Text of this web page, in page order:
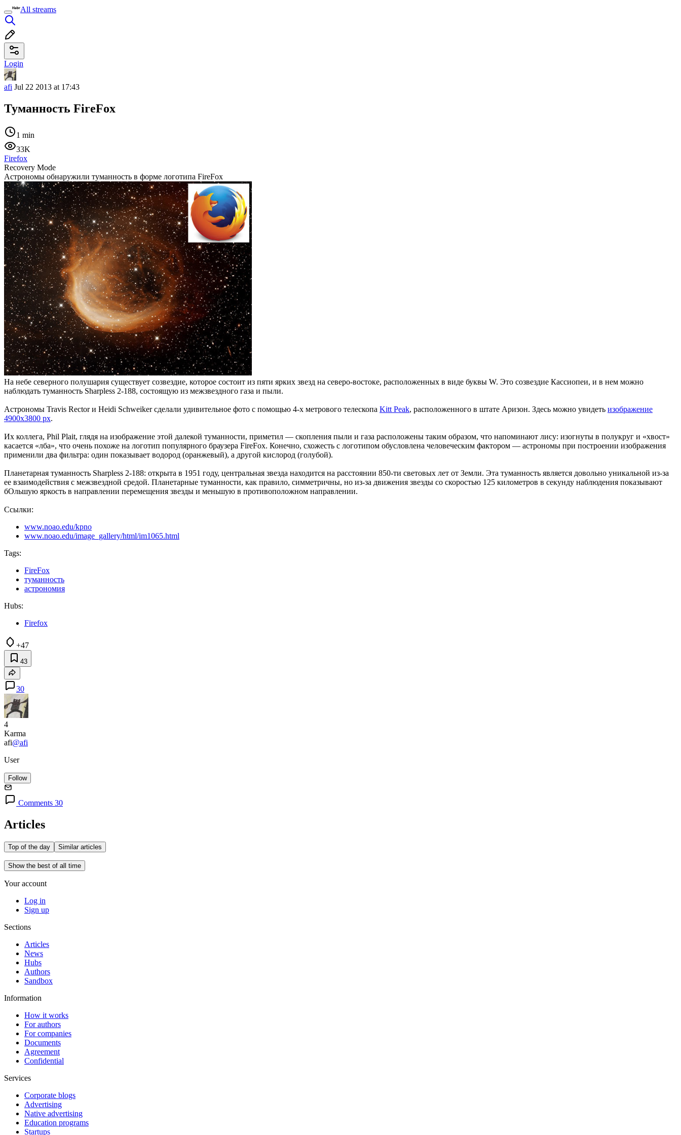
All streams
Login
afi Jul 22 2013 at 17:43
Туманность FireFox
1 min
33K
Firefox
Recovery Mode
Астрономы обнаружили туманность в форме логотипа FireFox
На небе северного полушария существует созвездие, которое состоит из пяти ярких звезд на северо-востоке, расположенных в виде буквы W. Это созвездие Кассиопеи, и в нем можно
наблюдать туманность Sharpless 2-188, состоящую из межзвездного газа и пыли.
Астрономы Travis Rector и Heidi Schweiker сделали удивительное фото с помощью 4-х метрового телескопа Kitt Peak, расположенного в штате Аризон. Здесь можно увидеть изображение
4900х3800 px.
Их коллега, Phil Plait, глядя на изображение этой далекой туманности, приметил — скопления пыли и газа расположены таким образом, что напоминают лису: изогнуты в полукруг и «хвост»
касается «лба», что очень похоже на логотип популярного браузера FireFox. Конечно, схожесть с логотипом обусловлена человеческим фактором — астрономы при построении изображения
применили два фильтра: один показывает водород (оранжевый), а другой кислород (голубой).
Планетарная туманность Sharpless 2-188: открыта в 1951 году, центральная звезда находится на расстоянии 850-ти световых лет от Земли. Эта туманность является довольно уникальной из-за
ее взаимодействия с межзвездной средой. Планетарные туманности, как правило, симметричны, но из-за движения звезды со скоростью 125 километров в секунду наблюдения показывают
бОльшую яркость в направлении перемещения звезды и меньшую в противоположном направлении.
Ссылки:
www.noao.edu/kpno
www.noao.edu/image_gallery/html/im1065.html
Tags:
FireFox
туманность
астрономия
Hubs:
Firefox
+47
43
30
4
Karma
afi@afi
User
Follow
Comments 30
Articles
Top of the day Similar articles
Show the best of all time
Your account
Log in
Sign up
Sections
Articles
News
Hubs
Authors
Sandbox
Information
How it works
For authors
For companies
Documents
Agreement
Confidential
Services
Corporate blogs
Advertising
Native advertising
Education programs
Startups